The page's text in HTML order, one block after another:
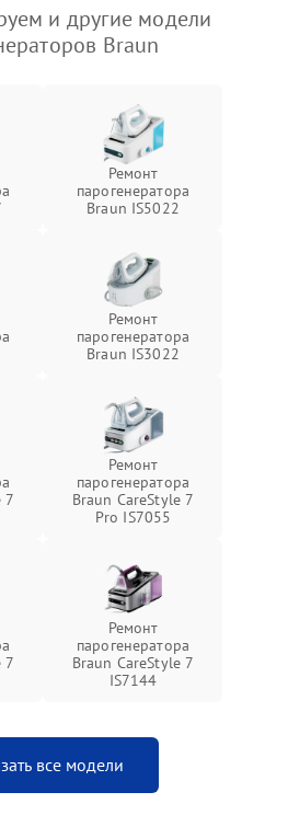
и другие модели
Braun
Ремонт
парогенератора
Braun IS5022
Ремонт
парогенератора
Braun IS3022
7
Ремонт
парогенератора
Braun CareStyle 7
Pro IS7055
7
Ремонт
парогенератора
Braun CareStyle 7
IS7144
все модели